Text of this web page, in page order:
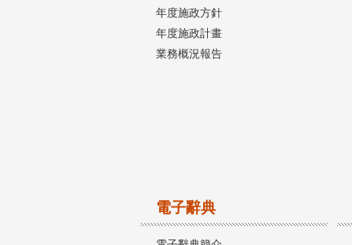
年度施政方針
年度施政計畫
業務概況報告
電子辭典